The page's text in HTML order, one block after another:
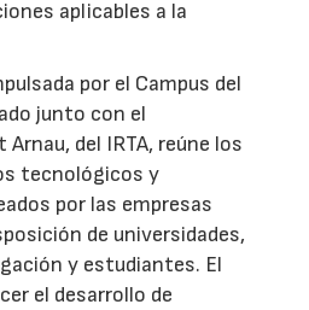
aplicables a la
por el Campus del
junto con el
del IRTA, reúne los
tecnológicos y
por las empresas
de universidades,
y estudiantes. El
el desarrollo de